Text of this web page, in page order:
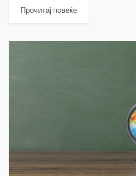
СЦ „Борис Трајковски“, по повод
Прочитај повеќе